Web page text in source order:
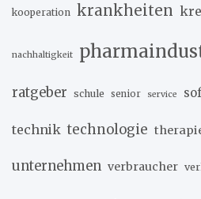
kooperation krankheiten
nachhaltigkeit
ratgeber schule senior service
technik technologie
unternehmen verbraucher